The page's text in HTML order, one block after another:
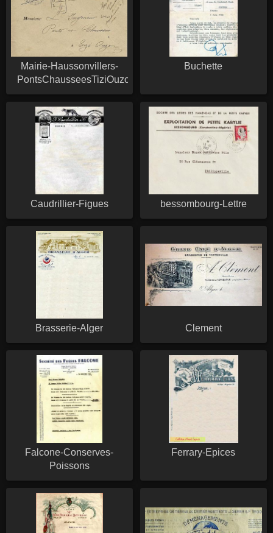
Mairie-Haussonvillers-
PontsChausseesTiziOuzou
Buchette
Caudrillier-Figues bessombourg-Lettre
Brasserie-Alger Clement
Falcone-Conserves-
Poissons
Ferrary-Epices